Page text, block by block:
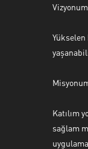
Yükselen
Katılım
sağlam